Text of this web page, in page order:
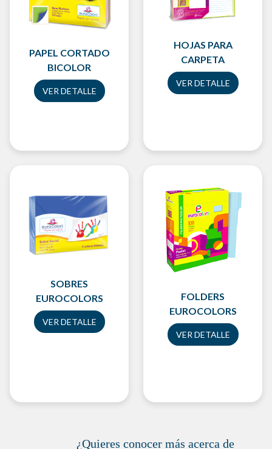
PAPEL CORTADO
BICOLOR
VER DETALLE
HOJAS PARA
CARPETA
VER DETALLE
SOBRES
EUROCOLORS
VER DETALLE
FOLDERS
EUROCOLORS
VER DETALLE
¿Quieres conocer más acerca de